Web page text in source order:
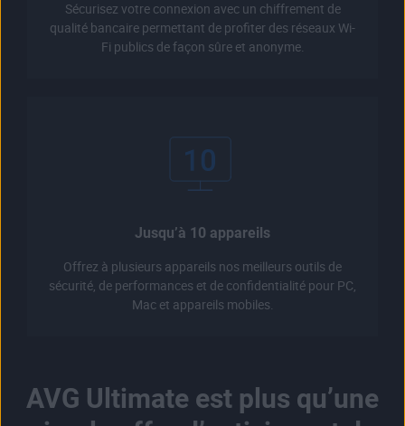
Sécurisez votre connexion avec un chiffrement de
qualité bancaire permettant de profiter des réseaux Wi-
Fi publics de façon sûre et anonyme.
Jusqu’à 10 appareils
Offrez à plusieurs appareils nos meilleurs outils de
sécurité, de performances et de confidentialité pour PC,
Mac et appareils mobiles.
AVG Ultimate est plus qu’une